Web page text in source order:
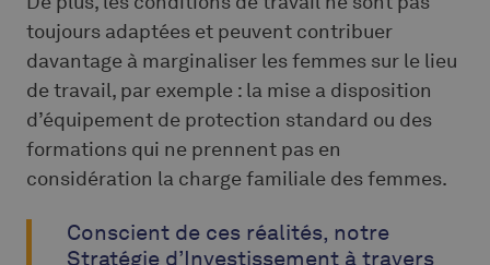
toujours adaptées et peuvent contribuer
davantage à marginaliser les femmes sur le lieu
de travail, par exemple : la mise a disposition
d’équipement de protection standard ou des
formations qui ne prennent pas en
considération la charge familiale des femmes.
Conscient de ces réalités, notre
Stratégie d’Investissement à travers